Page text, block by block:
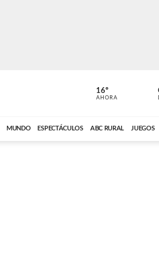
ABC CARDINAL
16º
AHORA
MUNDO ESPECTÁCULOS ABC RURAL JUEGOS